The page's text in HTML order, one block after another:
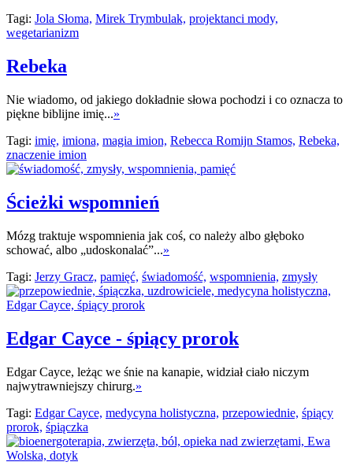
Tagi: Jola Słoma, Mirek Trymbulak, projektanci mody,
wegetarianizm
Rebeka
Nie wiadomo, od jakiego dokładnie słowa pochodzi i co oznacza to
piękne biblijne imię...»
Tagi: imię, imiona, magia imion, Rebecca Romijn Stamos, Rebeka,
znaczenie imion
Ścieżki wspomnień
Mózg traktuje wspomnienia jak coś, co należy albo głęboko
schować, albo „udoskonalać”...»
Tagi: Jerzy Gracz, pamięć, świadomość, wspomnienia, zmysły
Edgar Cayce - śpiący prorok
Edgar Cayce, leżąc we śnie na kanapie, widział ciało niczym
najwytrawniejszy chirurg.»
Tagi: Edgar Cayce, medycyna holistyczna, przepowiednie, śpiący
prorok, śpiączka